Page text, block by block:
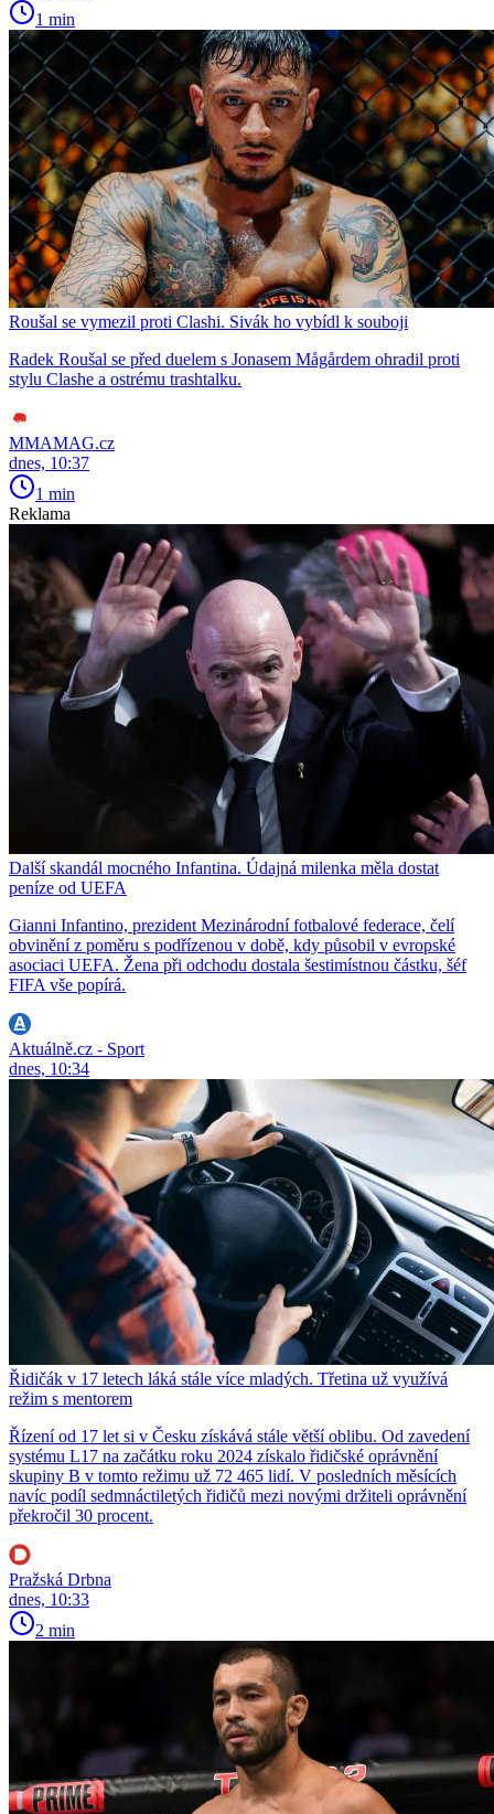
1 min
Roušal se vymezil proti Clashi. Sivák ho vybídl k souboji
Radek Roušal se před duelem s Jonasem Mågårdem ohradil proti
stylu Clashe a ostrému trashtalku.
MMAMAG.cz
dnes, 10:37
1 min
Reklama
Další skandál mocného Infantina. Údajná milenka měla dostat
peníze od UEFA
Gianni Infantino, prezident Mezinárodní fotbalové federace, čelí
obvinění z poměru s podřízenou v době, kdy působil v evropské
asociaci UEFA. Žena při odchodu dostala šestimístnou částku, šéf
FIFA vše popírá.
Aktuálně.cz - Sport
dnes, 10:34
Řidičák v 17 letech láká stále více mladých. Třetina už využívá
režim s mentorem
Řízení od 17 let si v Česku získává stále větší oblibu. Od zavedení
systému L17 na začátku roku 2024 získalo řidičské oprávnění
skupiny B v tomto režimu už 72 465 lidí. V posledních měsících
navíc podíl sedmnáctiletých řidičů mezi novými držiteli oprávnění
překročil 30 procent.
Pražská Drbna
dnes, 10:33
2 min